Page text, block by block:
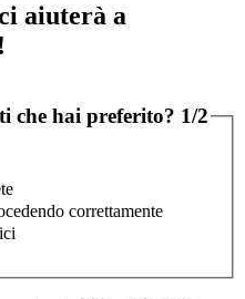
aiuterà a
che hai preferito? 1/2
correttamente